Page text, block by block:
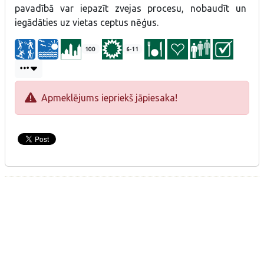
pavadībā var iepazīt zvejas procesu, nobaudīt un
iegādāties uz vietas ceptus nēģus.
100 6-11
Apmeklējums iepriekš jāpiesaka!